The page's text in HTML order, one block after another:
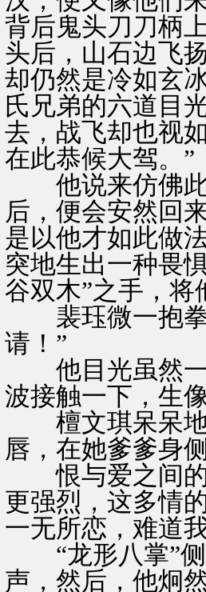
背后鬼头刀刀柄
头后，山石边飞
却仍然是冷如玄
氏兄弟的六道目
去，战飞却也视
在此恭候大驾。”
他说来仿佛此
后，便会安然回
是以他才如此做
突地生出一种畏
谷双木”之手，将
裴珏微一抱拳
请！”
他目光虽然一
波接触一下，生
檀文琪呆呆地
唇，在她爹爹身
恨与爱之间的
更强烈，这多情
一无所恋，难道
“龙形八掌”侧
声，然后，他炯